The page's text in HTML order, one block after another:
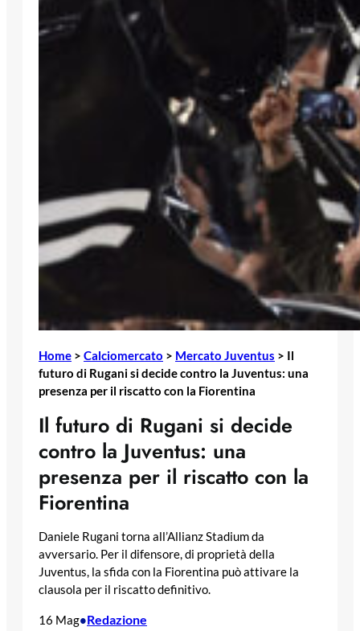
Home > Calciomercato > Mercato Juventus > Il
futuro di Rugani si decide contro la Juventus: una
presenza per il riscatto con la Fiorentina
Il futuro di Rugani si decide
contro la Juventus: una
presenza per il riscatto con la
Fiorentina
Daniele Rugani torna all’Allianz Stadium da
avversario. Per il difensore, di proprietà della
Juventus, la sfida con la Fiorentina può attivare la
clausola per il riscatto definitivo.
16 Mag•Redazione